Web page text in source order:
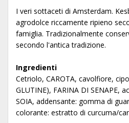
I veri sottaceti di Amsterdam.
agrodolce riccamente ripieno
famiglia. Tradizionalmente
secondo l'antica tradizione.
Ingredienti
Cetriolo, CAROTA, cavolfiore,
GLUTINE), FARINA DI SENAPE,
SOIA, addensante: gomma di
colorante: estratto di curcuma/